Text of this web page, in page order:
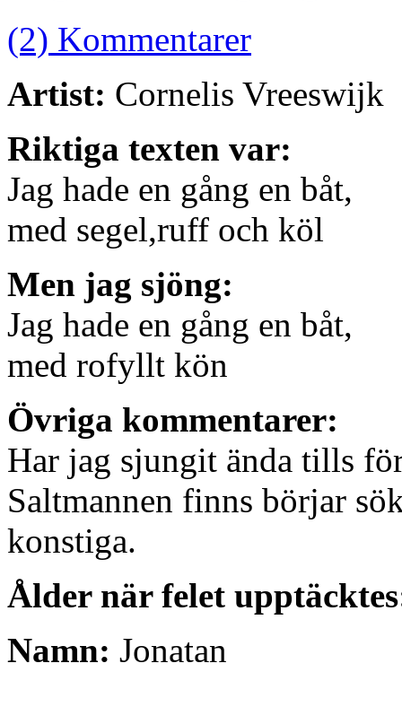
(2) Kommentarer
Artist: Cornelis Vreeswijk
Riktiga texten var:
Jag hade en gång en båt,
med segel,ruff och köl
Men jag sjöng:
Jag hade en gång en båt,
med rofyllt kön
Övriga kommentarer:
Har jag sjungit ända tills
Saltmannen finns börjar
konstiga.
Ålder när felet
Namn: Jonatan